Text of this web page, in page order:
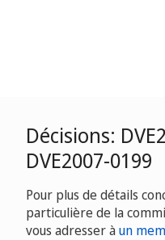
Décisions:
DVE2007-0199
Pour plus de détails
particulière de la
vous adresser àun